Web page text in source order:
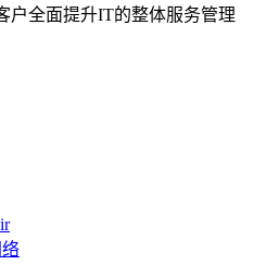
户全面提升IT的整体服务管理